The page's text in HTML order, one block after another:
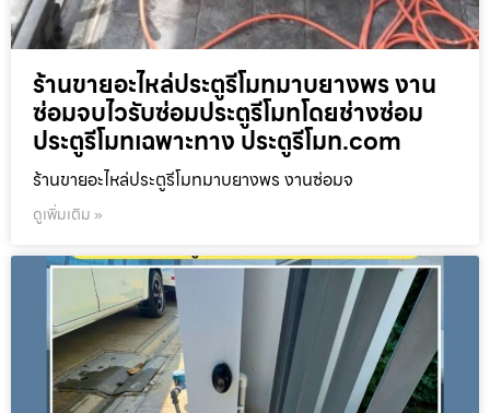
ร้านขายอะไหล่ประตูรีโมทมาบยางพร งาน
ซ่อมจบไวรับซ่อมประตูรีโมทโดยช่างซ่อม
ประตูรีโมทเฉพาะทาง ประตูรีโมท.com
ร้านขายอะไหล่ประตูรีโมทมาบยางพร งานซ่อมจ
ดูเพิ่มเติม »